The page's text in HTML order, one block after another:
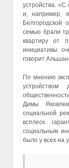
устройства.
и, например,
Белгородской
семью брали
квартиру от
инициативы
говорит
По мнению
Димы
социальной
всплеск
социальным
было у всех на